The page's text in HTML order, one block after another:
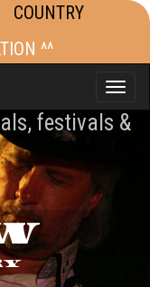
COUNTRY
^^
Toggle
festivals &